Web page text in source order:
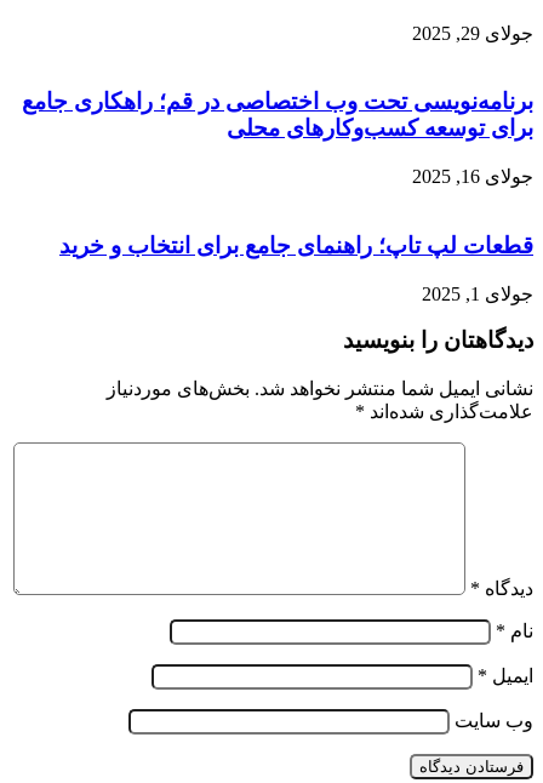
جولای 29, 2025
برنامه‌نویسی تحت وب اختصاصی در قم؛ راهکاری جامع
برای توسعه کسب‌وکارهای محلی
جولای 16, 2025
قطعات لپ تاپ؛ راهنمای جامع برای انتخاب و خرید
جولای 1, 2025
دیدگاهتان را بنویسید
نشانی ایمیل شما منتشر نخواهد شد. بخش‌های موردنیاز
علامت‌گذاری شده‌اند *
دیدگاه *
نام *
ایمیل *
وب‌ سایت